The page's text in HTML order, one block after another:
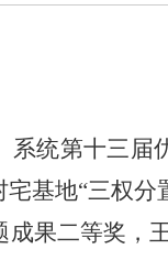
系统第十三届
基地“三权
成果二等奖，